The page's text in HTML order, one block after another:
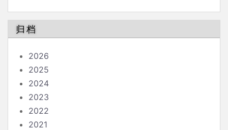
归档
2026
2025
2024
2023
2022
2021